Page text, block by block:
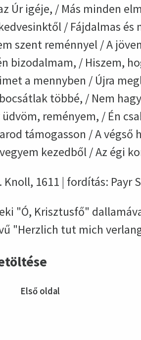
Úr igéje, / Más minden
/ Fájdalmas és
szent reménnyel / A
bizodalmam, / Hiszem,
a mennyben / Újra
többé, / Nem
üdvöm, reményem, / Én
támogasson / A végső
kezedből / Az égi
Knoll, 1611 | fordítás: Payr
"Ó, Krisztusfő"
"Herzlich tut mich
Első oldal